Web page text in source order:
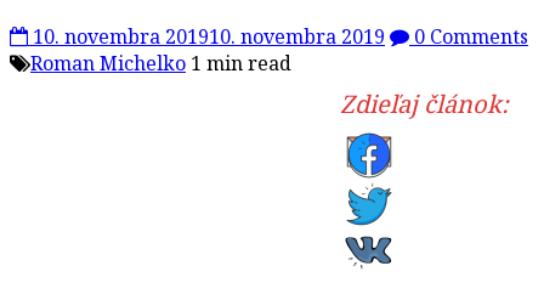
10. novembra 201910. novembra 2019
0 Comments
Roman Michelko 1 min read
Zdieľaj článok: